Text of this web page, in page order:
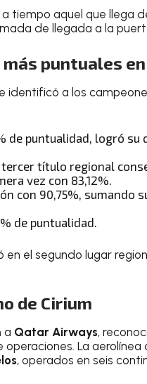
tiempo aquel que llega
de llegada a la
puntuales
identificó a los
de puntualidad, logró su
título regional
vez con 83,12%.
con 90,75%, sumando
de puntualidad.
en el segundo lugar
de Cirium
a Qatar Airways,
La aerolínea
, operados en seis